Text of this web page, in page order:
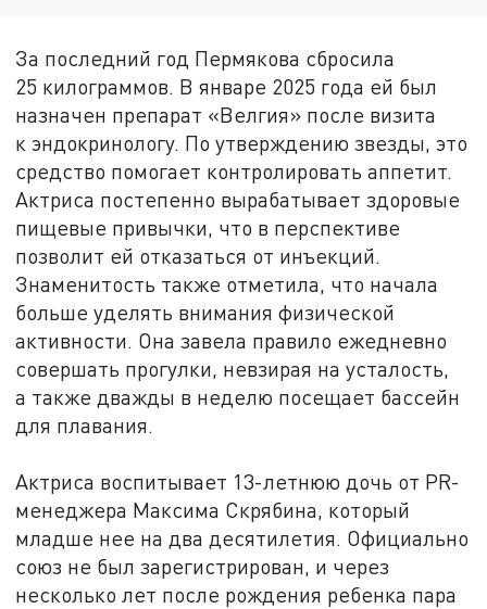
За последний год Пермякова сбросила
25 килограммов. В январе 2025 года ей был
назначен препарат «Велгия» после визита
к эндокринологу. По утверждению звезды, это
средство помогает контролировать аппетит.
Актриса постепенно вырабатывает здоровые
пищевые привычки, что в перспективе
позволит ей отказаться от инъекций.
Знаменитость также отметила, что начала
больше уделять внимания физической
активности. Она завела правило ежедневно
совершать прогулки, невзирая на усталость,
а также дважды в неделю посещает бассейн
для плавания.
Актриса воспитывает 13-летнюю дочь от PR-
менеджера Максима Скрябина, который
младше нее на два десятилетия. Официально
союз не был зарегистрирован, и через
несколько лет после рождения ребенка пара